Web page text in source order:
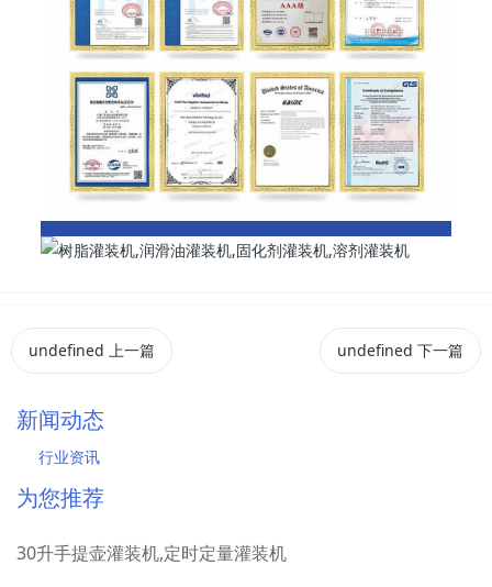
undefined 上一篇 undefined 下一篇
新闻动态
行业资讯
为您推荐
30升手提壶灌装机,定时定量灌装机